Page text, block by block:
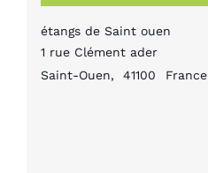
étangs de Saint ouen
1 rue Clément ader
Saint-Ouen, 41100 France